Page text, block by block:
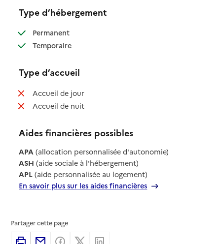
Type d’hébergement
Permanent: disponible
Temporaire: disponible
Type d’accueil
Accueil de jour: non disponible
Accueil de nuit: non disponible
Aides financières possibles
APA (allocation personnalisée d'autonomie)
ASH (aide sociale à l'hébergement)
APL (aide personnalisée au logement)
En savoir plus sur les aides financières
Partager cette page
ImprimerPartager par email
Partager sur Facebook
Partager sur X